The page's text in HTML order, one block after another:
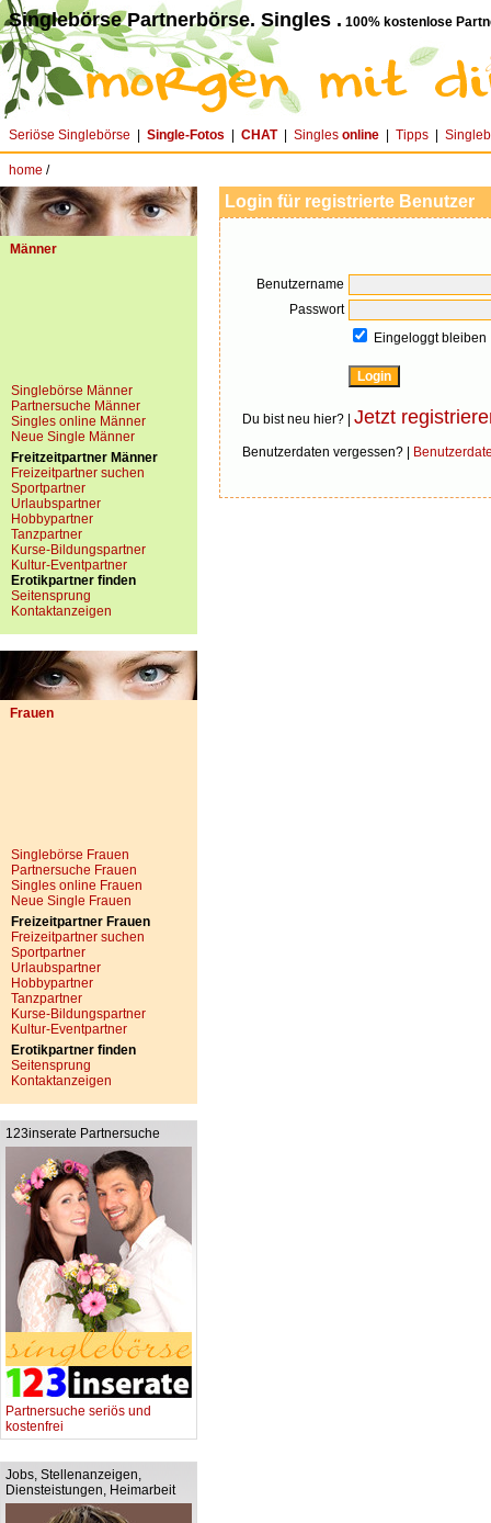
Singlebörse Partnerbörse. Singles . 100% kostenlose
Seriöse Singlebörse Single-Fotos CHAT| Singles online Tipps
home /
Männer
Singlebörse Männer
Partnersuche Männer
Singles online Männer
Neue Single Männer
Freitzeitpartner Männer
Freizeitpartner suchen
Sportpartner
Urlaubspartner
Hobbypartner
Tanzpartner
Kurse-Bildungspartner
Kultur-Eventpartner
Erotikpartner finden
Seitensprung
Kontaktanzeigen
Frauen
Singlebörse Frauen
Partnersuche Frauen
Singles online Frauen
Neue Single Frauen
Freizeitpartner Frauen
Freizeitpartner suchen
Sportpartner
Urlaubspartner
Hobbypartner
Tanzpartner
Kurse-Bildungspartner
Kultur-Eventpartner
Erotikpartner finden
Seitensprung
Kontaktanzeigen
123inserate Partnersuche
Partnersuche seriös und
kostenfrei
Jobs, Stellenanzeigen,
Diensteistungen, Heimarbeit
Login für registrierte Benutzer
Benutzername
Passwort
Eingeloggt bleiben
Du bist neu hier? | Jetzt
Benutzerdaten vergessen? |